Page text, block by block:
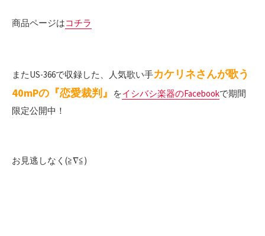
商品ページはコチラ
またUS-366で収録した、人気歌い手カケリネさんが歌う
40mPの『恋愛裁判』
をイシバシ楽器のFacebookで期間
限定公開中！
お見逃しなく(≧∇≦)